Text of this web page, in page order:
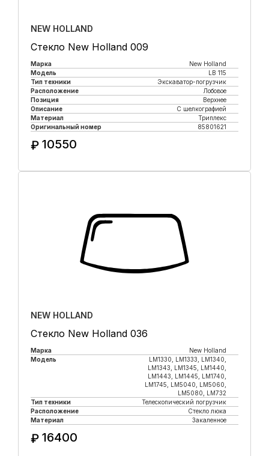
NEW HOLLAND
Стекло New Holland 009
Марка
New Holland
Модель
LB 115
Тип техники
Экскаватор-погрузчик
Расположение
Лобовое
Позиция
Верхнее
Описание
С шелкографией
Материал
Триплекс
Оригинальный номер
85801621
₽ 10550
NEW HOLLAND
Стекло New Holland 036
Марка
New Holland
Модель
LM1330, LM1333, LM1340,
LM1343, LM1345, LM1440,
LM1443, LM1445, LM1740,
LM1745, LM5040, LM5060,
LM5080, LM732
Тип техники
Телескопический погрузчик
Расположение
Стекло люка
Материал
Закаленное
₽ 16400